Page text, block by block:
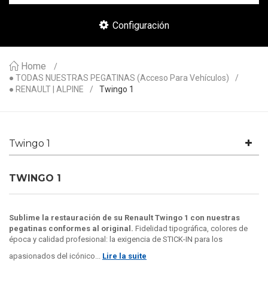
Configuración
Home
● TODAS NUESTRAS PEGATINAS (acceso Para Vehículos)
● RENAULT | ALPINE
Twingo 1
Twingo 1
TWINGO 1
Sublime la restauración de su Renault Twingo 1 con nuestras
pegatinas conformes al original. Fidelidad tipográfica, colores de
época y calidad profesional: la exigencia de STICK-IN para los
apasionados del icónico... Lire la suite